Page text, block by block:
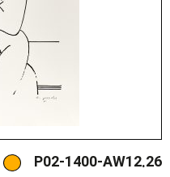
P02-1400-AW12.26